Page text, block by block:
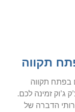
תקווה
בפתח תקווה
ג’וק זמינה לכם.
הדברה של